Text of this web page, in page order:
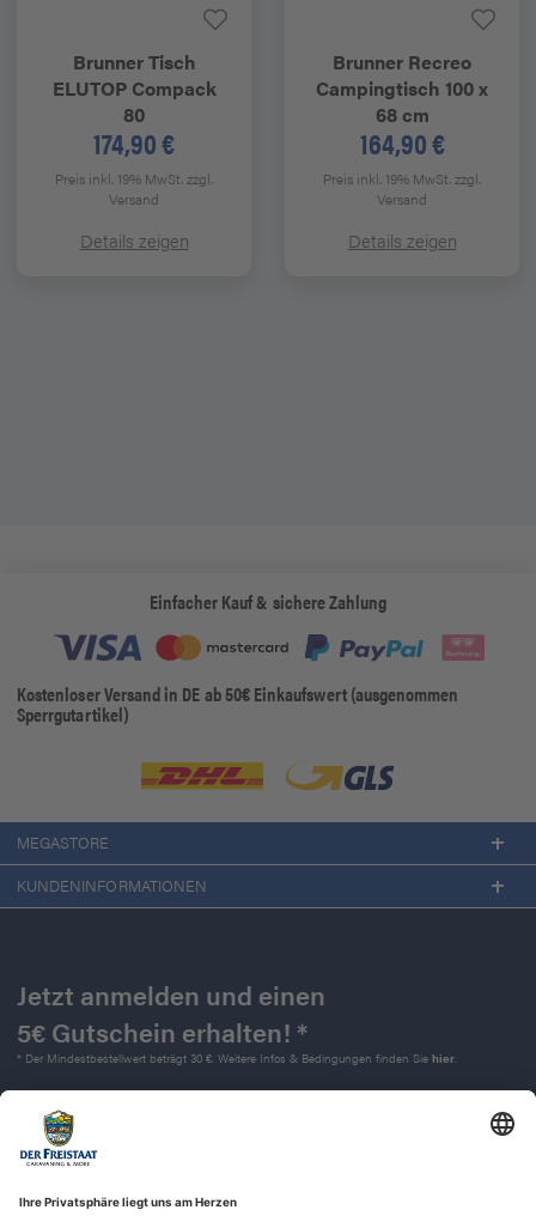
BrunnerTisch
ELUTOP Compack
80
174,90 €
Preis inkl. 19% MwSt.zzgl.
Versand
Details zeigen
Brunner Recreo
Campingtisch 100 x
68 cm
164,90 €
Preis inkl. 19% MwSt.zzgl.
Versand
Details zeigen
Einfacher Kauf & sichere Zahlung
Kostenloser Versand in DE ab 50€ Einkaufswert (ausgenommen
Sperrgutartikel)
MEGASTORE
KUNDENINFORMATIONEN
Jetzt anmelden und einen
5€ Gutschein erhalten! *
* Der Mindestbestellwert beträgt 30 €. Weitere Infos & Bedingungen finden Sie hier